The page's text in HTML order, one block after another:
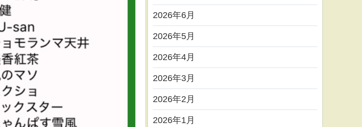
2026年6月
2026年5月
2026年4月
2026年3月
2026年2月
2026年1月